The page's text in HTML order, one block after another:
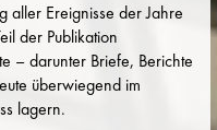
aller Ereignisse der Jahre
der Publikation
– darunter Briefe, Berichte
überwiegend im
lagern.